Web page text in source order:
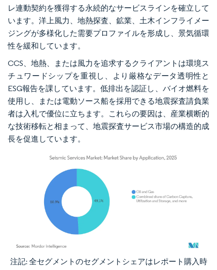
レ連動契約を獲得する永続的なサービスラインを確立して
います。洋上風力、地熱探査、鉱業、土木インフライメー
ジングが多様化した需要プロファイルを形成し、景気循環
性を緩和しています。
CCS、地熱、または風力を追求するクライアントは環境ス
チュワードシップを重視し、より厳格なデータ透明性と
ESG報告を課しています。低排出を認証し、バイオ燃料を
使用し、または電動ソース船を採用できる地震探査請負業
者は入札で優位に立ちます。これらの要因は、産業横断的
な技術移転と相まって、地震探査サービス市場の構造的成
長を促進しています。
画像 © Mordor Intelligence。再利用にはCC BY 4.0の表示が必要です。
注記: 全セグメントのセグメントシェアはレポート購入時